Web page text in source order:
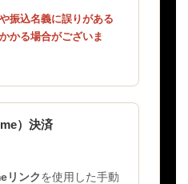
振込名義に誤りがある
かる場合がございま
）決済
リンクを使用した手動